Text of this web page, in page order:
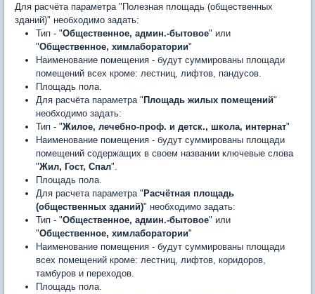
Для расчёта параметра "Полезная площадь (общественных
зданий)" необходимо задать:
Тип - "Общественное, админ.-бытовое" или
"Общественное, химлаборатории"
Наименование помещения - будут суммированы площади
помещений всех кроме: лестниц, лифтов, пандусов.
Площадь пола.
Для расчёта параметра " Площадь жилых помещений"
необходимо задать:
Тип - "Жилое, лечебно-проф. и детск., школа, интернат"
Наименование помещения - будут суммированы площади
помещений содержащих в своем названии ключевые слова
"Жил, Гост, Спал".
Площадь пола.
Для расчета параметра " Расчётная площадь
(общественных зданий)" необходимо задать:
Тип - "Общественное, админ.-бытовое" или
"Общественное, химлаборатории"
Наименование помещения - будут суммированы площади
всех помещений кроме: лестниц, лифтов, коридоров,
тамбуров и переходов.
Площадь пола.